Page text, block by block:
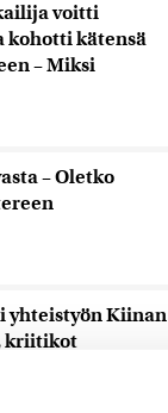
voitti
kohotti kätensä
– Miksi
– Oletko
yhteistyön Kiinan
kriitikot